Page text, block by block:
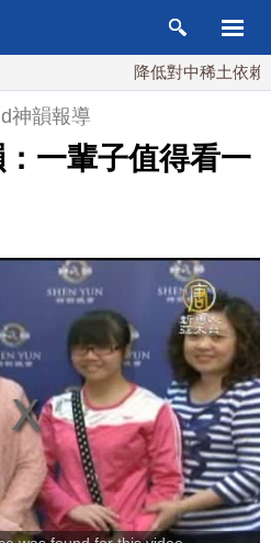
降低對中稀土依賴 川
神韻報導
一輩子值得看一